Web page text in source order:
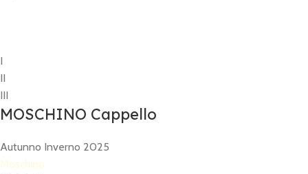
I
II
III
MOSCHINO Cappello
Autunno Inverno 2025
Moschino